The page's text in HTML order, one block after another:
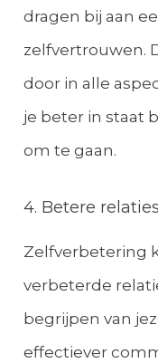
dragen bij aan
zelfvertrouwen.
door in alle
je beter in staat
om te gaan.
4. Betere relaties
Zelfverbetering
verbeterde
begrijpen van
effectiever